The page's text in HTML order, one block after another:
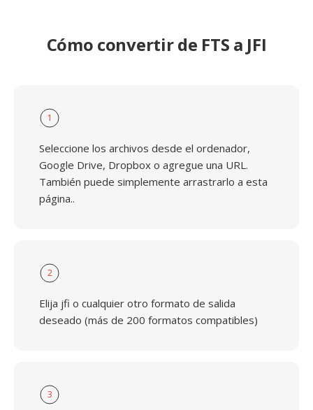
Cómo convertir de FTS a JFI
1
Seleccione los archivos desde el ordenador,
Google Drive, Dropbox o agregue una URL.
También puede simplemente arrastrarlo a esta
página..
2
Elija jfi o cualquier otro formato de salida
deseado (más de 200 formatos compatibles)
3